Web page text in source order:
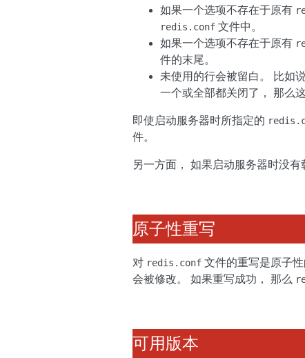
如果一个选项不存在于原有
redis.conf 文件中。
如果一个选项不存在于原有
件的末尾。
未使用的行会被留白。 比如
一个或全部都关闭了， 那么
即使启动服务器时所指定的
件。
另一方面， 如果启动服务器时没有
原子性重写
对 redis.conf 文件的重写是原子
会被修改。 如果重写成功， 那么
可用版本